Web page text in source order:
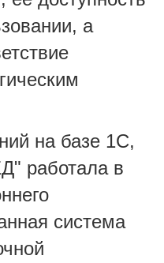
а
на базе 1С,
работала в
система